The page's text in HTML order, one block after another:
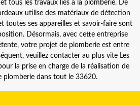
tous les travaux liés à la plomberie. De
utilise des matériaux de détection
toutes ses appareilles et savoir-faire sont
Désormais, avec cette entreprise
votre projet de plomberie est entre
veuillez contacter au plus vite Les
la prise en charge de la réalisation de
plomberie dans tout le 33620.